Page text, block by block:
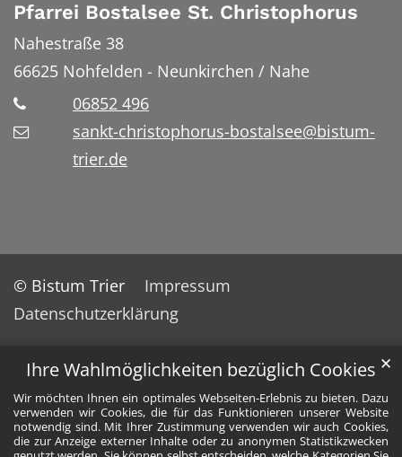
Ihre Wahlmöglichkeiten bezüglich Cookies
Wir möchten Ihnen ein optimales Webseiten-Erlebnis zu bieten. Dazu
verwenden wir Cookies, die für das Funktionieren unserer Website
notwendig sind. Mit Ihrer Zustimmung verwenden wir auch Cookies,
die zur Anzeige externer Inhalte oder zu anonymen Statistikzwecken
✕
Pfarrei Bostalsee St. Christophorus
Nahestraße 38
66625 Nohfelden - Neunkirchen / Nahe
06852 496
sankt-christophorus-bostalsee@bistum-
trier.de
© Bistum Trier
Impressum
Datenschutzerklärung